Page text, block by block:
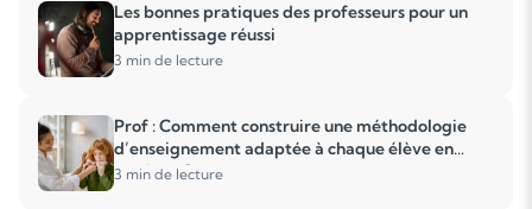
Les bonnes pratiques des professeurs pour un
apprentissage réussi
3 min de lecture
Prof : Comment construire une méthodologie
d’enseignement adaptée à chaque élève en
musique ?
3 min de lecture